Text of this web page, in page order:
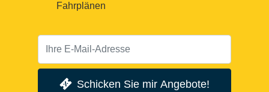
Fahrplänen
Schicken Sie mir Angebote!